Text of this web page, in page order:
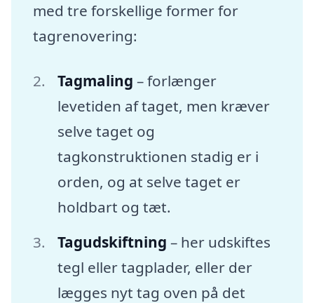
med tre forskellige former for
tagrenovering:
Tagmaling – forlænger
levetiden af taget, men kræver
selve taget og
tagkonstruktionen stadig er i
orden, og at selve taget er
holdbart og tæt.
Tagudskiftning – her udskiftes
tegl eller tagplader, eller der
lægges nyt tag oven på det